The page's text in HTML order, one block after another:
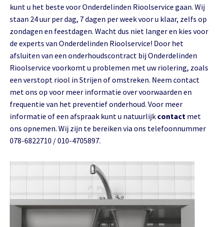
kunt u het beste voor Onderdelinden Rioolservice gaan. Wij
staan 24 uur per dag, 7 dagen per week voor u klaar, zelfs op
zondagen en feestdagen. Wacht dus niet langer en kies voor
de experts van Onderdelinden Rioolservice! Door het
afsluiten van een onderhoudscontract bij Onderdelinden
Rioolservice voorkomt u problemen met uw riolering, zoals
een verstopt riool in Strijen of omstreken. Neem contact
met ons op voor meer informatie over voorwaarden en
frequentie van het preventief onderhoud. Voor meer
informatie of een afspraak kunt u natuurlijk contact met
ons opnemen. Wij zijn te bereiken via ons telefoonnummer
078-6822710 / 010-4705897.